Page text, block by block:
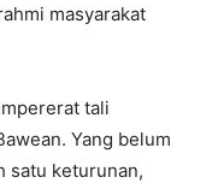
masyarakat
tali
Yang belum
satu keturunan,